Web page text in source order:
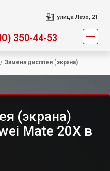
улица Лазо, 21
350-44-53
/ Замена дисплея (экрана)
(экрана)
Mate 20X в